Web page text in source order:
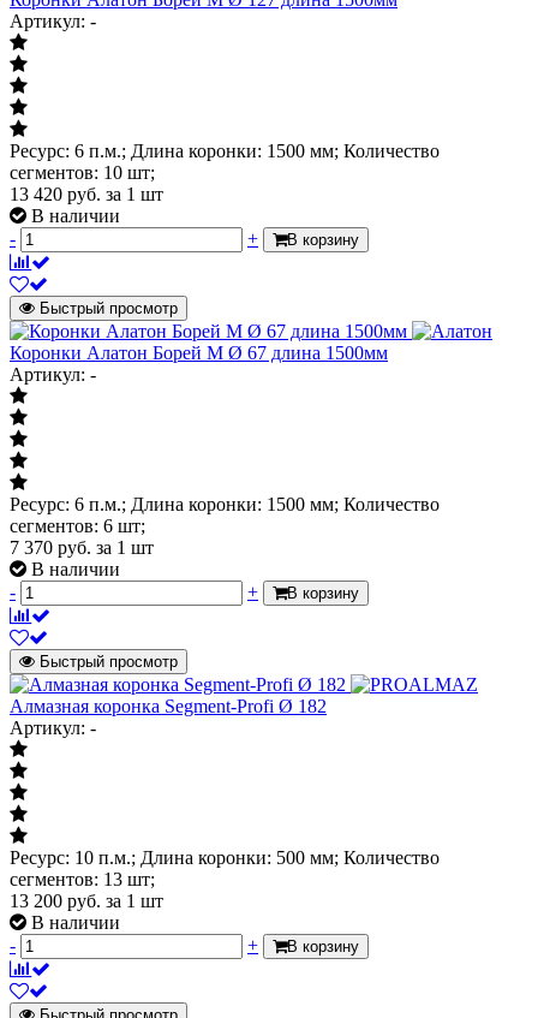
Артикул: -
Ресурс: 6 п.м.; Длина коронки: 1500 мм; Количество
сегментов: 10 шт;
13 420 руб. за 1 шт
В наличии
-
+ В корзину
Быстрый просмотр
Коронки Алатон Борей М Ø 67 длина 1500мм
Артикул: -
Ресурс: 6 п.м.; Длина коронки: 1500 мм; Количество
сегментов: 6 шт;
7 370 руб. за 1 шт
В наличии
-
+ В корзину
Быстрый просмотр
Алмазная коронка Segment-Profi Ø 182
Артикул: -
Ресурс: 10 п.м.; Длина коронки: 500 мм; Количество
сегментов: 13 шт;
13 200 руб. за 1 шт
В наличии
-
+ В корзину